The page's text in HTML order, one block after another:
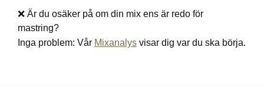
❌ Är du osäker på om din mix ens är redo för
mastring?
Inga problem: Vår Mixanalys visar dig var du ska börja.